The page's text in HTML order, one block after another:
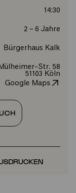
14:30
2 – 6 Jahre
Bürgerhaus Kalk
Str. 58
51103 Köln
Google Maps